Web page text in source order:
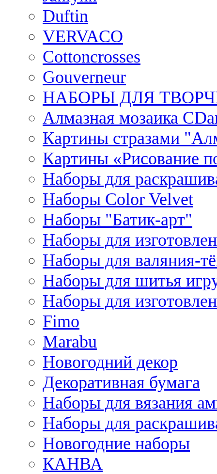
Duftin
VERVACO
Cottoncrosses
Gouverneur
НАБОРЫ ДЛЯ
Алмазная мозаика
Картины стразами
Картины «Рисование
Наборы для
Наборы Сolor Velvet
Наборы "Батик-арт"
Наборы для
Наборы для валяния-
Наборы для шитья
Наборы для
Fimo
Marabu
Новогодний декор
Декоративная бумага
Наборы для вязания
Наборы для
Новогодние наборы
КАНВА